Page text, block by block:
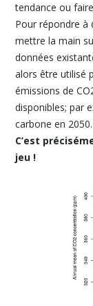
tendance ou
Pour répondre à
mettre la main
données
alors être utilisé
émissions de
disponibles; par
carbone en 2050.
C’est
jeu !